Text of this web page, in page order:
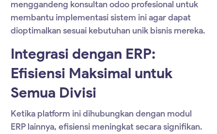
menggandeng konsultan odoo profesional untuk
membantu implementasi sistem ini agar dapat
dioptimalkan sesuai kebutuhan unik bisnis mereka.
Integrasi dengan ERP:
Efisiensi Maksimal untuk
Semua Divisi
Ketika platform ini dihubungkan dengan modul
ERP lainnya, efisiensi meningkat secara signifikan.